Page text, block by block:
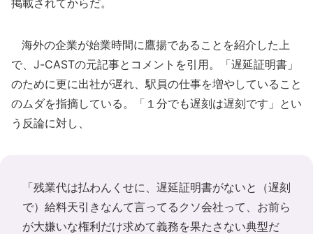
掲載されてからだ。
海外の企業が始業時間に鷹揚であることを紹介した上
で、J-CASTの元記事とコメントを引用。「遅延証明書」
のために更に出社が遅れ、駅員の仕事を増やしていること
のムダを指摘している。「１分でも遅刻は遅刻です」とい
う反論に対し、
「残業代は払わんくせに、遅延証明書がないと（遅刻
で）給料天引きなんて言ってるクソ会社って、お前ら
が大嫌いな権利だけ求めて義務を果たさない典型だ